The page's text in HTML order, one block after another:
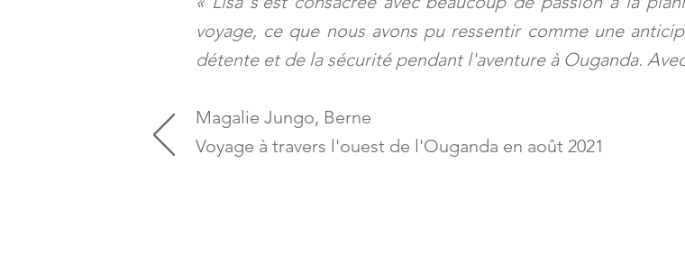
voyage, ce que nous avons pu ressentir comme une
détente et de la sécurité pendant l'aventure à Ouganda.
Magalie Jungo, Berne
Voyage à travers l'ouest de l'Ouganda en août 2021